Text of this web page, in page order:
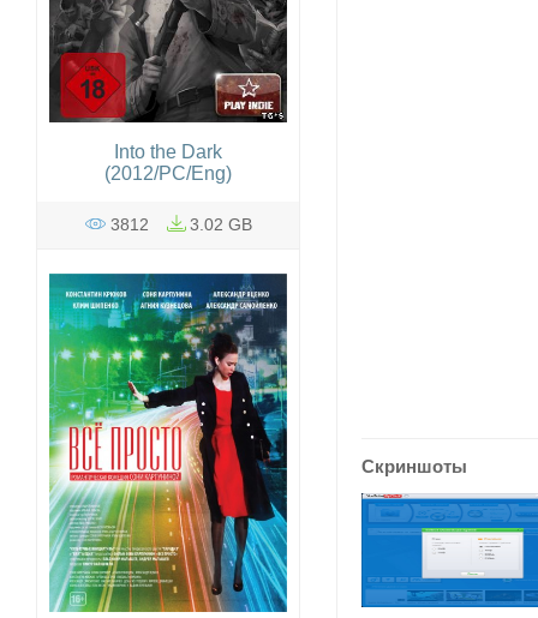
Скриншоты
Into the Dark
(2012/PC/Eng)
3812 3.02 GB